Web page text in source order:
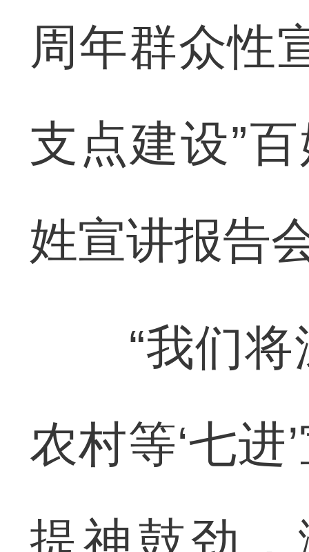
周年群众性
支点建设”
姓宣讲报告
“我们将
农村等‘七
提神鼓劲